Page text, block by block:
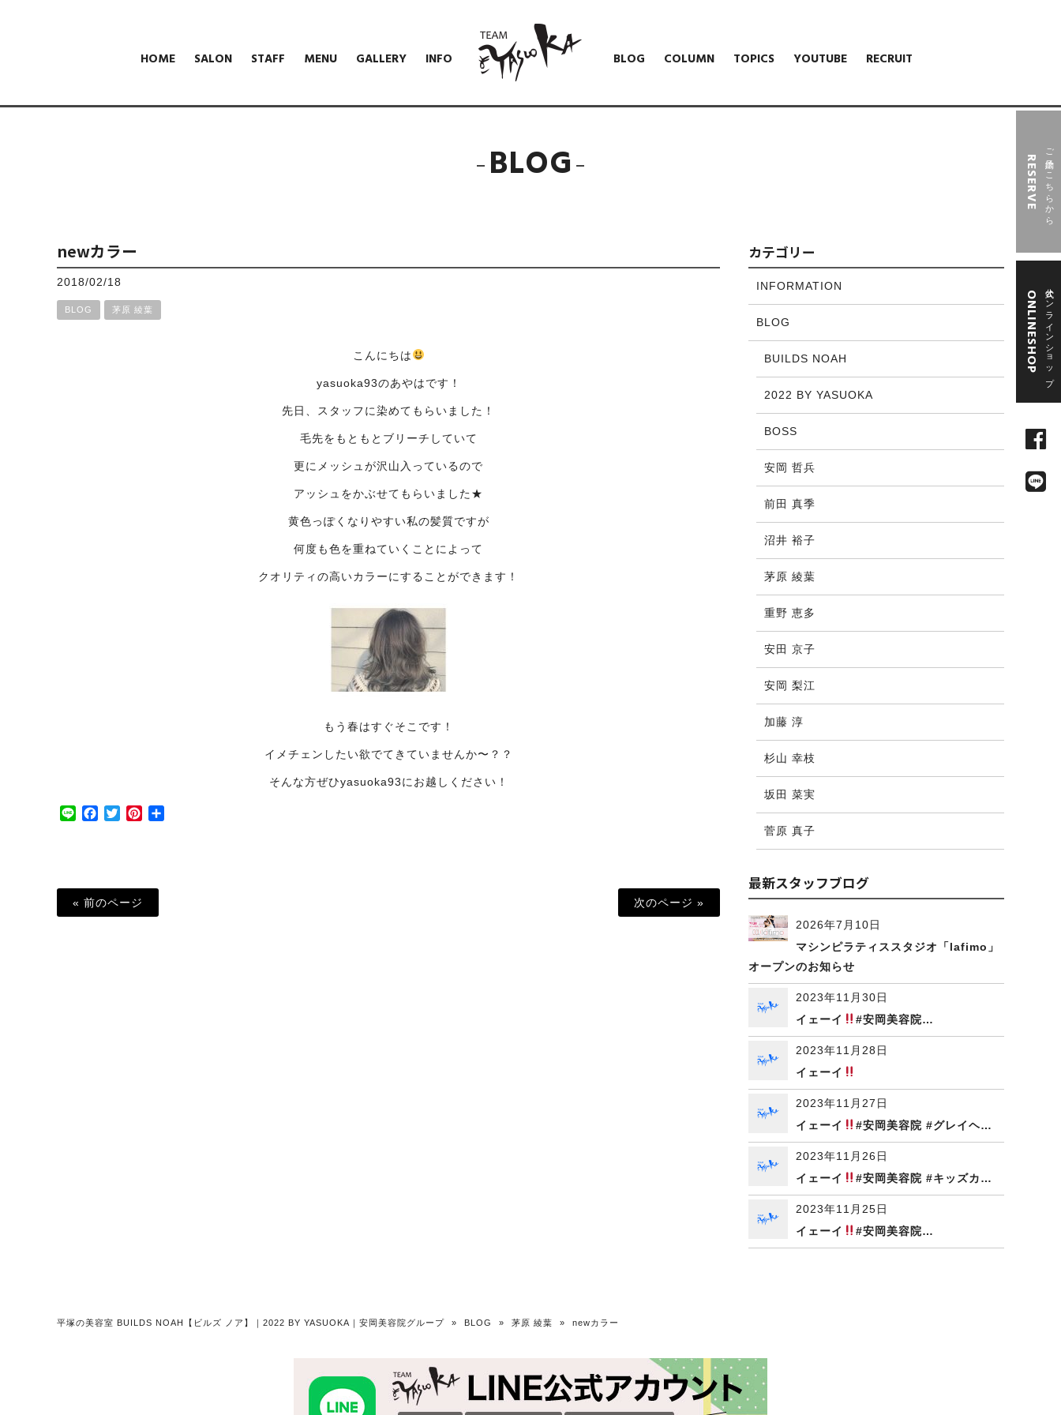
HOME SALON STAFF MENU GALLERY INFO BLOG COLUMN TOPICS YOUTUBE RECRUIT
ご予約はこちらから
RESERVE
公式オンラインショップ
ONLINESHOP
BLOG
newカラー
2018/02/18
BLOG 茅原 綾葉
こんにちは
yasuoka93のあやはです！
先日、スタッフに染めてもらいました！
毛先をもともとブリーチしていて
更にメッシュが沢山入っているので
アッシュをかぶせてもらいました★
黄色っぽくなりやすい私の髪質ですが
何度も色を重ねていくことによって
クオリティの高いカラーにすることができます！
もう春はすぐそこです！
イメチェンしたい欲でてきていませんか〜？？
そんな方ぜひyasuoka93にお越しください！
Line Facebook
TwitterPinterest
« 前のページ 次のページ »
カテゴリー
INFORMATION
BLOG
BUILDS NOAH
2022 BY YASUOKA
BOSS
安岡 哲兵
前田 真季
沼井 裕子
茅原 綾葉
重野 恵多
安田 京子
安岡 梨江
加藤 淳
杉山 幸枝
坂田 菜実
菅原 真子
最新スタッフブログ
2026年7月10日
マシンピラティススタジオ「lafimo」
オープンのお知らせ
2023年11月30日
イェーイ
#安岡美容院…
2023年11月28日
イェーイ
2023年11月27日
イェーイ
#安岡美容院 #グレイヘ…
2023年11月26日
イェーイ
#安岡美容院 #キッズカ…
2023年11月25日
イェーイ
#安岡美容院…
平塚の美容室 BUILDS NOAH【ビルズ ノア】｜2022 BY YASUOKA｜安岡美容院グループ » BLOG » 茅原 綾葉 » newカラー